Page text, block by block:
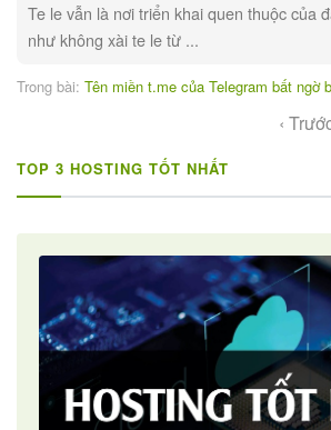
Te le vẫn là nơi triển khai quen thuộc của
như không xài te le từ ...
Trong bài: Tên miền t.me của Telegram bất ngờ
‹
TOP 3 HOSTING TỐT NHẤT